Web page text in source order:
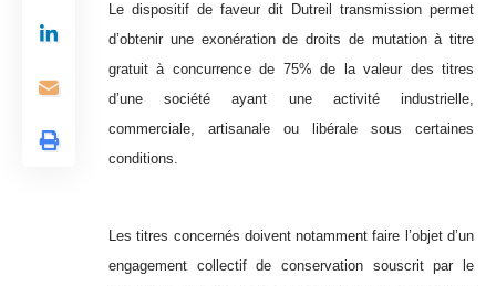
Le dispositif de faveur dit Dutreil transmission permet
d’obtenir une exonération de droits de mutation à titre
gratuit à concurrence de 75% de la valeur des titres
d’une société ayant une activité industrielle,
commerciale, artisanale ou libérale sous certaines
conditions.
Les titres concernés doivent notamment faire l’objet d’un
engagement collectif de conservation souscrit par le